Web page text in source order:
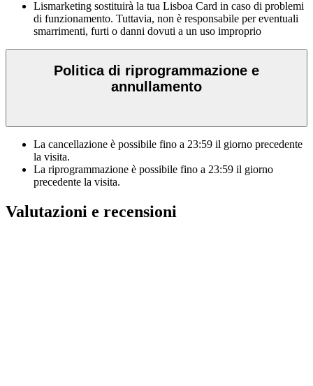
Lismarketing sostituirà la tua Lisboa Card in caso di problemi
di funzionamento. Tuttavia, non è responsabile per eventuali
smarrimenti, furti o danni dovuti a un uso improprio
Politica di riprogrammazione e
annullamento
La cancellazione è possibile fino a 23:59 il giorno precedente
la visita.
La riprogrammazione è possibile fino a 23:59 il giorno
precedente la visita.
Valutazioni e recensioni